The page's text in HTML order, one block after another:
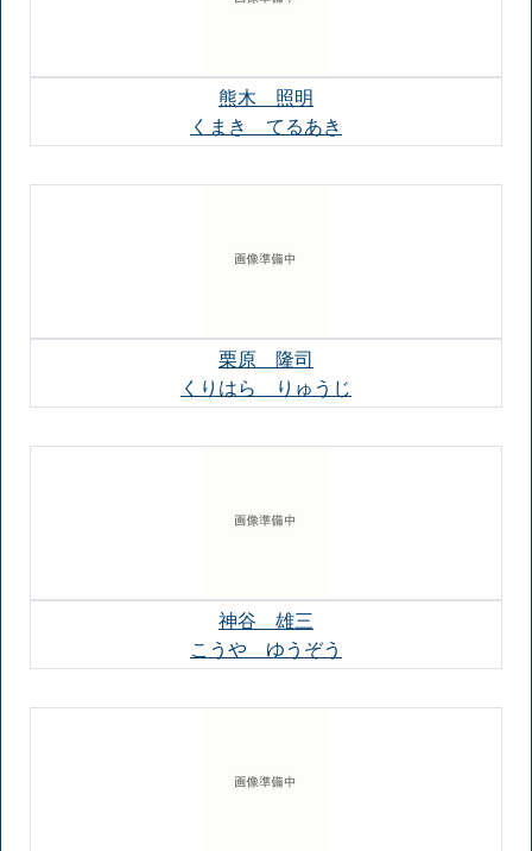
熊木 照明
くまき てるあき
栗原 隆司
くりはら りゅうじ
神谷 雄三
こうや ゆうぞう